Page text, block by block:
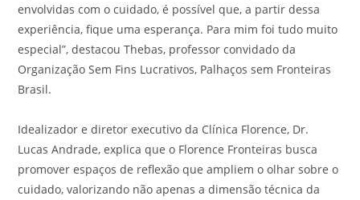
envolvidas com o cuidado, é possível que, a partir dessa
experiência, fique uma esperança. Para mim foi tudo muito
especial”, destacou Thebas, professor convidado da
Organização Sem Fins Lucrativos, Palhaços sem Fronteiras
Brasil.
Idealizador e diretor executivo da Clínica Florence, Dr.
Lucas Andrade, explica que o Florence Fronteiras busca
promover espaços de reflexão que ampliem o olhar sobre o
cuidado, valorizando não apenas a dimensão técnica da